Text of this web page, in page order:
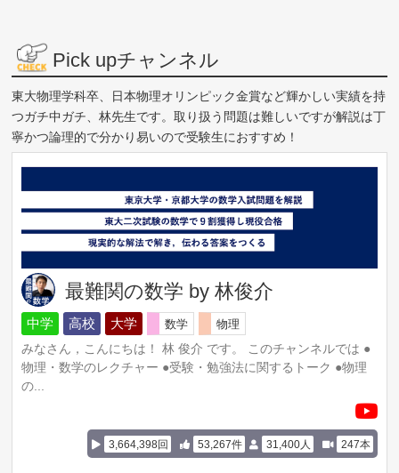
Pick upチャンネル
東大物理学科卒、日本物理オリンピック金賞など輝かしい実績を持
つガチ中ガチ、林先生です。取り扱う問題は難しいですが解説は丁
寧かつ論理的で分かり易いので受験生におすすめ！
最難関の数学 by 林俊介
中学 高校 大学 数学
物理
みなさん，こんにちは！ 林 俊介 です。 このチャンネルでは ●
物理・数学のレクチャー ●受験・勉強法に関するトーク ●物理
の...
31,400人 247本
3,664,398回 53,267件